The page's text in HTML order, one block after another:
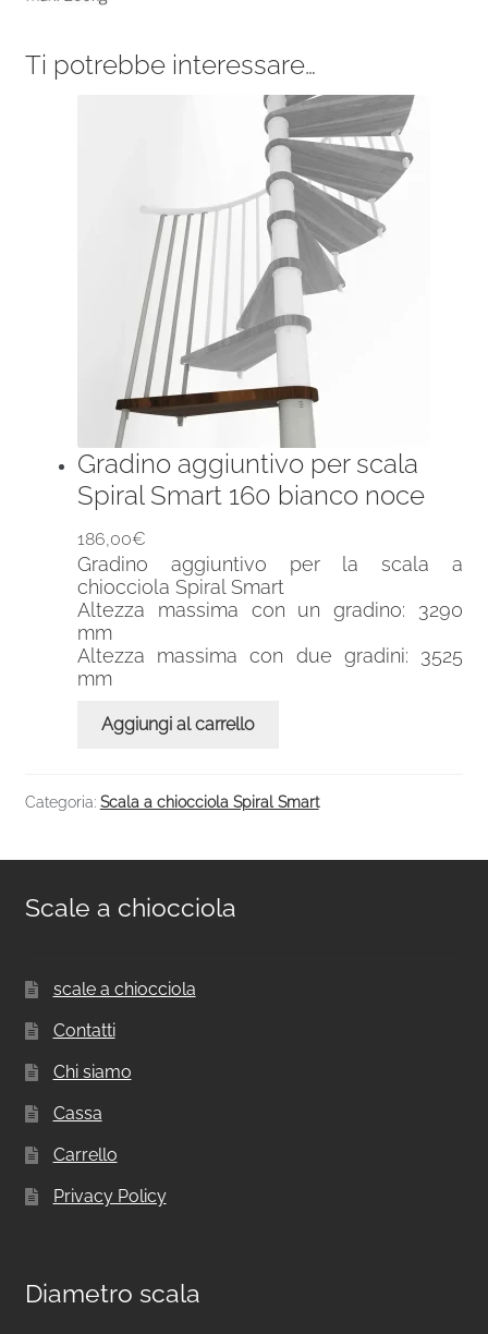
Ti potrebbe interessare…
Gradino aggiuntivo per scala
Spiral Smart 160 bianco noce
186,00€
Gradino aggiuntivo per la scala a
chiocciola Spiral Smart
Altezza massima con un gradino: 3290
mm
Altezza massima con due gradini: 3525
mm
Aggiungi al carrello
Categoria: Scala a chiocciola Spiral Smart
Scale a chiocciola
scale a chiocciola
Contatti
Chi siamo
Cassa
Carrello
Privacy Policy
Diametro scala